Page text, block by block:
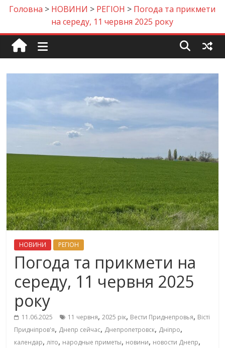
Головна > НОВИНИ > РЕГІОН > Погода та прикмети
на середу, 11 червня 2025 року
НОВИНИ РЕГІОН
Погода та прикмети на
середу, 11 червня 2025
року
11.06.2025 11 червня,2025 рік, Вести Приднепровья, Вісті
Придніпров'я, Днепр сейчас, Днепропетровск, Дніпро,
календар,літо, народные приметы, новини, новости Днепр,